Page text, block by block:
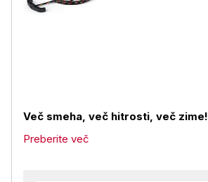
Več smeha, več hitrosti, več zime!
Preberite več